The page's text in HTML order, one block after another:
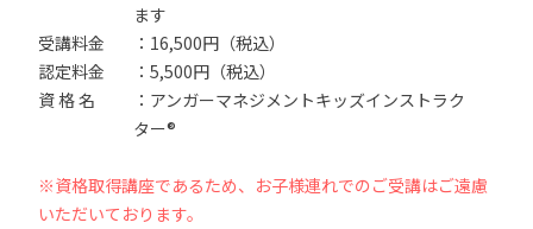
ます
受講料金
：16,500円（税込）
認定料金
：5,500円（税込）
資 格 名
：アンガーマネジメントキッズインストラク
ター®
※資格取得講座であるため、お子様連れでのご受講はご遠慮
いただいております。